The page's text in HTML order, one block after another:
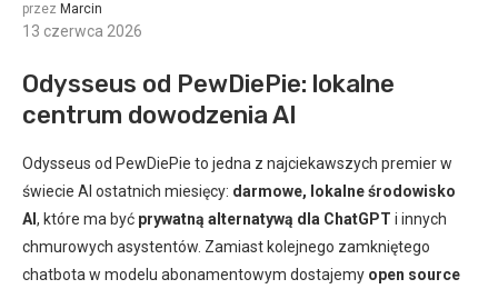
przez Marcin
13 czerwca 2026
Odysseus od PewDiePie: lokalne
centrum dowodzenia AI
Odysseus od PewDiePie to jedna z najciekawszych premier w
świecie AI ostatnich miesięcy: darmowe, lokalne środowisko
AI , które ma być prywatną alternatywą dla ChatGPT i innych
chmurowych asystentów. Zamiast kolejnego zamkniętego
chatbota w modelu abonamentowym dostajemy open source